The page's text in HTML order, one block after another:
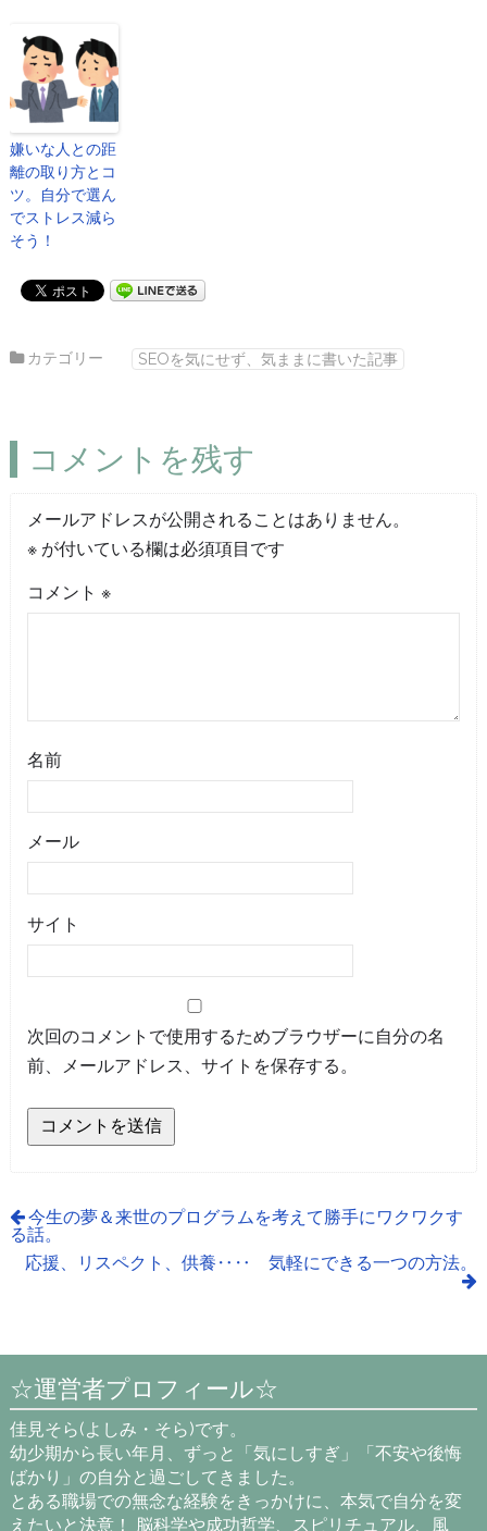
嫌いな人との距
離の取り方とコ
ツ。自分で選ん
でストレス減ら
そう！
カテゴリー SEOを気にせず、気ままに書いた記事
コメントを残す
メールアドレスが公開されることはありません。
※が付いている欄は必須項目です
コメント ※
名前
メール
サイト
次回のコメントで使用するためブラウザーに自分の名
前、メールアドレス、サイトを保存する。
今生の夢＆来世のプログラムを考えて勝手にワクワクす
る話。
応援、リスペクト、供養‥‥ 気軽にできる一つの方法。
☆運営者プロフィール☆
佳見そら(よしみ・そら)です。
幼少期から長い年月、ずっと「気にしすぎ」「不安や後悔
ばかり」の自分と過ごしてきました。
とある職場での無念な経験をきっかけに、本気で自分を変
えたいと決意！ 脳科学や成功哲学、スピリチュアル、風